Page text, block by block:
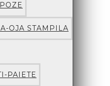
OJA STAMPILA
PAIETE